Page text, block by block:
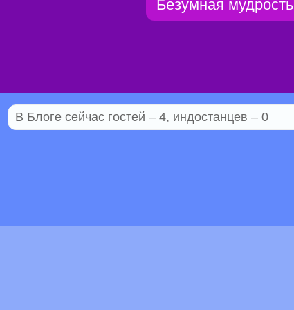
Безумная мудрость
В Блоге сейчас гостей – 4, индостанцев – 0